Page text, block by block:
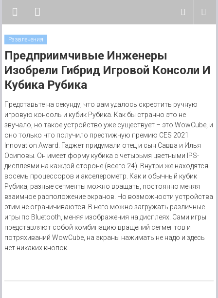
News Telstech
Новости технологий
Развлечения
Предприимчивые Инженеры
Изобрели Гибрид Игровой Консоли И
Кубика Рубика
Представьте на секунду, что вам удалось скрестить ручную
игровую консоль и кубик Рубика. Как бы странно это не
звучало, но такое устройство уже существует – это WowCube, и
оно только что получило престижную премию CES 2021
Innovation Award. Гаджет придумали отец и сын Савва и Илья
Осиповы. Он имеет форму кубика с четырьмя цветными IPS-
дисплеями на каждой стороне (всего 24). Внутри же находятся
восемь процессоров и акселерометр. Как и обычный кубик
Рубика, разные сегменты можно вращать, постоянно меняя
взаимное расположение экранов. Но возможности устройства
этим не ограничиваются. В него можно загружать различные
игры по Bluetooth, меняя изображения на дисплеях. Сами игры
представляют собой комбинацию вращений сегментов и
потряхиваний WowCube, на экраны нажимать не надо и здесь
нет никаких кнопок.